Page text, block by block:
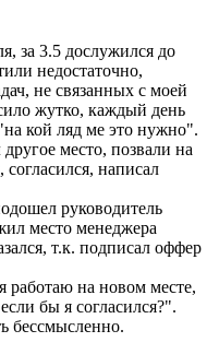
за 3.5 дослужился до
недостаточно,
не связанных с моей
жутко, каждый день
кой ляд ме это нужно".
место, позвали на
написал
руководитель
место менеджера
т.к. подписал оффер
работаю на новом месте,
бы я согласился?".
бессмысленно.